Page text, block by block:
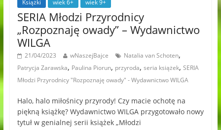
Książki wiek 6+ wiek 9+
SERIA Młodzi Przyrodnicy
„Rozpoznaję owady” – Wydawnictwo
WILGA
21/04/2023 wNaszejBajce Natalia van Schoten,
Patrycja Zarawska, Paulina Piorun, przyroda, seria książek, SERIA
Młodzi Przyrodnicy "Rozpoznaję owady" - Wydawnictwo WILGA
Halo, halo miłośnicy przyrody! Czy macie ochotę na
piękną książkę? Wydawnictwo WILGA przygotowało nowy
tytuł w genialnej serii książek „Młodzi